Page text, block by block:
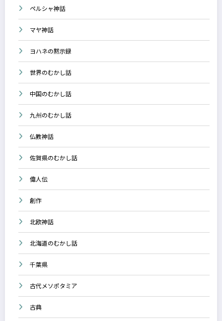
ペルシャ神話
マヤ神話
ヨハネの黙示録
世界のむかし話
中国のむかし話
九州のむかし話
仏教神話
佐賀県のむかし話
偉人伝
創作
北欧神話
北海道のむかし話
千葉県
古代メソポタミア
古典